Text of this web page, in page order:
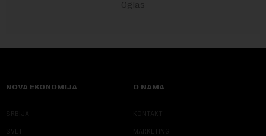
NOVA EKONOMIJA
SRBIJA
SVET
O NAMA
KONTAKT
MARKETING